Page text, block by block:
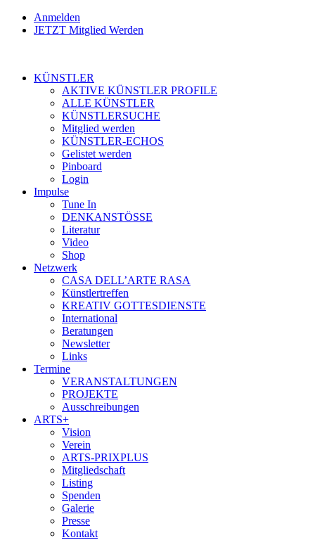
Anmelden
JETZT Mitglied Werden
KÜNSTLER
AKTIVE KÜNSTLER PROFILE
ALLE KÜNSTLER
KÜNSTLERSUCHE
Mitglied werden
KÜNSTLER-ECHOS
Gelistet werden
Pinboard
Login
Impulse
Tune In
DENKANSTÖSSE
Literatur
Video
Shop
Netzwerk
CASA DELL’ARTE RASA
Künstlertreffen
KREATIV GOTTESDIENSTE
International
Beratungen
Newsletter
Links
Termine
VERANSTALTUNGEN
PROJEKTE
Ausschreibungen
ARTS+
Vision
Verein
ARTS-PRIXPLUS
Mitgliedschaft
Listing
Spenden
Galerie
Presse
Kontakt